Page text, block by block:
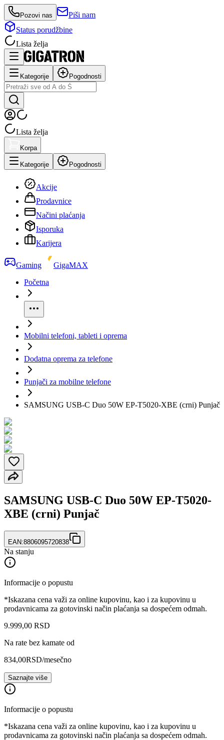
Pozovi nas
Piši nam
Status porudžbine
Lista želja
Kategorije Pogodnosti
Lista želja
Korpa
Kategorije Pogodnosti
Akcije
Prodavnice
Načini plaćanja
Isporuka
Karijera
Gaming
GigaMAX
Početna
Mobilni telefoni, tableti i oprema
Dodatna oprema za telefone
Punjači za mobilne telefone
SAMSUNG USB-C Duo 50W EP-T5020-XBE (crni) Punjač
SAMSUNG USB-C Duo 50W EP-T5020-
XBE (crni) Punjač
EAN:8806095720838
Na stanju
Informacije o popustu
*Iskazana cena važi za online kupovinu, kao i za kupovinu u
prodavnicama za gotovinski način plaćanja sa dospećem odmah.
9.999,00 RSD
Na rate bez kamate od
834,00RSD/mesečno
Saznajte više
Informacije o popustu
*Iskazana cena važi za online kupovinu, kao i za kupovinu u
prodavnicama za gotovinski način plaćanja sa dospećem odmah.